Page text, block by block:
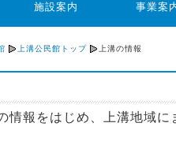
施設案内 事業案
上溝公民館トップ 上溝の情報
情報をはじめ、上溝地域に